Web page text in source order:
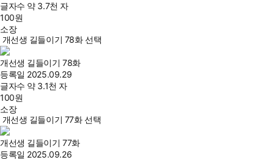
글자수 약 3.7천 자
100원
소장
개선생 길들이기 78화 선택
개선생 길들이기 78화
등록일 2025.09.29
글자수 약 3.1천 자
100원
소장
개선생 길들이기 77화 선택
개선생 길들이기 77화
등록일 2025.09.26